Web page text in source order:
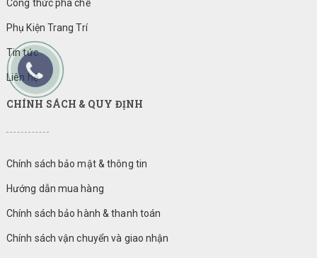
Công thức pha chế
Phụ Kiện Trang Trí
Tin tức
Liên hệ
CHÍNH SÁCH & QUY ĐỊNH
Chính sách bảo mật & thông tin
Hướng dẫn mua hàng
Chính sách bảo hành & thanh toán
Chính sách vận chuyển và giao nhận